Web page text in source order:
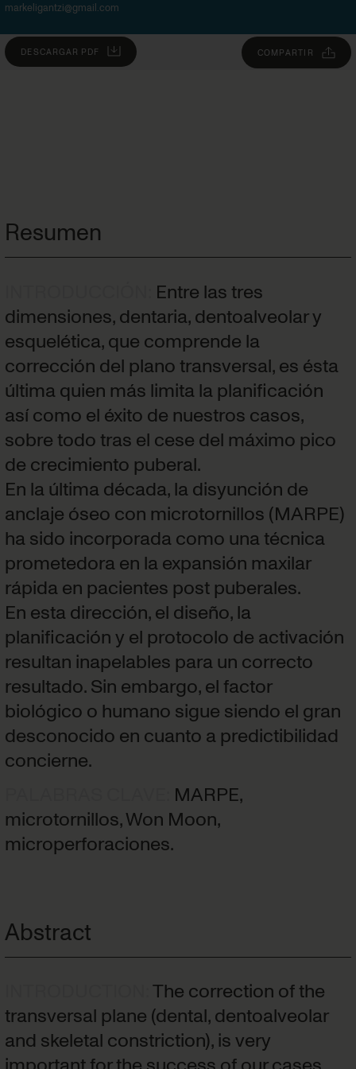
markeligantzi@gmail.com
DESCARGAR PDF COMPARTIR
Resumen
Entre las tres
dimensiones, dentaria, dentoalveolar y
esquelética, que comprende la
corrección del plano transversal, es ésta
última quien más limita la planificación
así como el éxito de nuestros casos,
sobre todo tras el cese del máximo pico
de crecimiento puberal.
En la última década, la disyunción de
anclaje óseo con microtornillos (MARPE)
ha sido incorporada como una técnica
prometedora en la expansión maxilar
rápida en pacientes post puberales.
En esta dirección, el diseño, la
planificación y el protocolo de activación
resultan inapelables para un correcto
resultado. Sin embargo, el factor
biológico o humano sigue siendo el gran
desconocido en cuanto a predictibilidad
concierne.
MARPE,
microtornillos, Won Moon,
microperforaciones.
Abstract
The correction of the
transversal plane (dental, dentoalveolar
and skeletal constriction), is very